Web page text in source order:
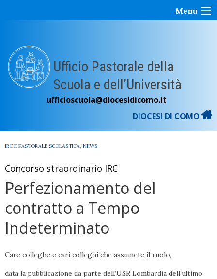
Menu
Ufficio Pastorale della
Scuola e dell’Università
ufficioscuola@diocesidicomo.it
DIOCESI DI COMO
IRC E PASTORALE SCOLASTICA, NEWS
Concorso straordinario IRC
Perfezionamento del
contratto a Tempo
Indeterminato
Care colleghe e cari colleghi che assumete il ruolo,
data la pubblicazione da parte dell’USR Lombardia dell’ultimo